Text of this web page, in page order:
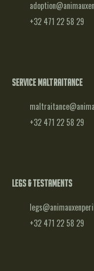
+32 471 22 58 29
Service maltraitance
+32 471 22 58 29
Legs & testaments
+32 471 22 58 29